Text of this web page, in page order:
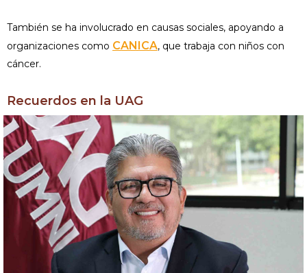
También se ha involucrado en causas sociales, apoyando a
organizaciones como CANICA, que trabaja con niños con
cáncer.
Recuerdos en la UAG